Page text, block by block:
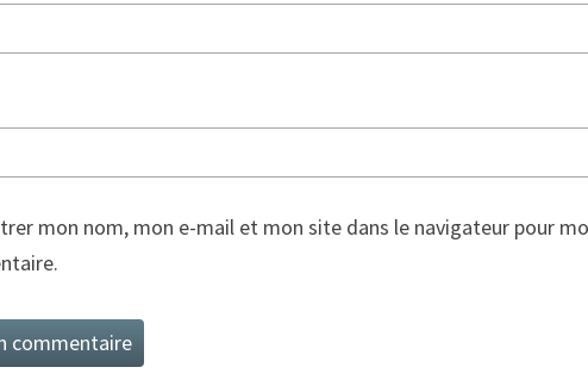
mon nom, mon e-mail et mon site dans le navigateur pour